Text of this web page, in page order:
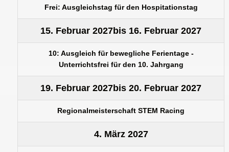
Frei: Ausgleichstag für den Hospitationstag
15. Februar 2027bis 16. Februar 2027
10: Ausgleich für bewegliche Ferientage -
Unterrichtsfrei für den 10. Jahrgang
19. Februar 2027bis 20. Februar 2027
Regionalmeisterschaft STEM Racing
4. März 2027